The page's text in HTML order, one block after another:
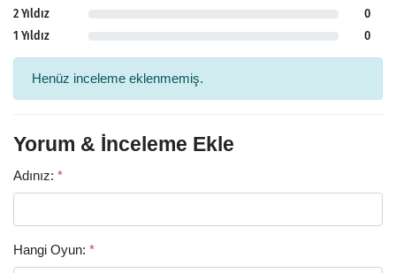
2 Yıldız
0
1 Yıldız
0
Henüz inceleme eklenmemiş.
Yorum & İnceleme Ekle
Adınız: *
Hangi Oyun: *